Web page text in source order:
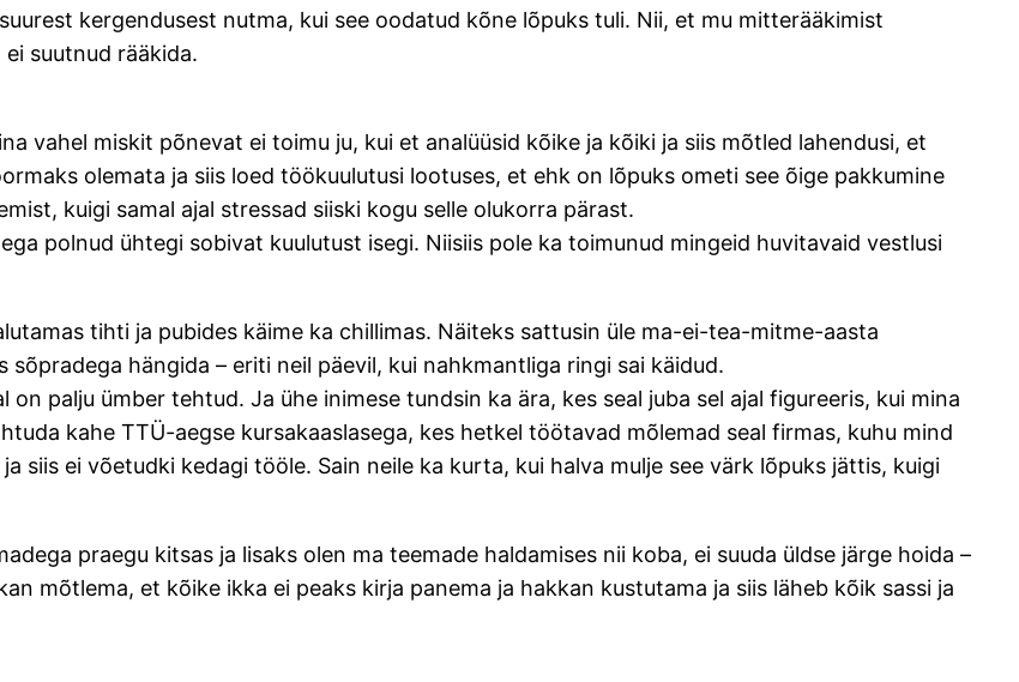
kergendusest nutma, kui see oodatud kõne lõpuks tuli. Nii, et mu mitterääkimist
suutnud rääkida.
vahel miskit põnevat ei toimu ju, kui et analüüsid kõike ja kõiki ja siis mõtled lahendusi, et
olemata ja siis loed töökuulutusi lootuses, et ehk on lõpuks ometi see õige pakkumine
kuigi samal ajal stressad siiski kogu selle olukorra pärast.
polnud ühtegi sobivat kuulutust isegi. Niisiis pole ka toimunud mingeid huvitavaid vestlusi
tihti ja pubides käime ka chillimas. Näiteks sattusin üle ma-ei-tea-mitme-aasta
hängida – eriti neil päevil, kui nahkmantliga ringi sai käidud.
palju ümber tehtud. Ja ühe inimese tundsin ka ära, kes seal juba sel ajal figureeris, kui mina
kahe TTÜ-aegse kursakaaslasega, kes hetkel töötavad mõlemad seal firmas, kuhu mind
siis ei võetudki kedagi tööle. Sain neile ka kurta, kui halva mulje see värk lõpuks jättis, kuigi
praegu kitsas ja lisaks olen ma teemade haldamises nii koba, ei suuda üldse järge hoida –
mõtlema, et kõike ikka ei peaks kirja panema ja hakkan kustutama ja siis läheb kõik sassi ja